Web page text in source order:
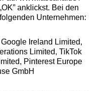
anklickst. Bei den
Unternehmen:
Ireland Limited,
Limited, TikTok
Pinterest Europe
GmbH